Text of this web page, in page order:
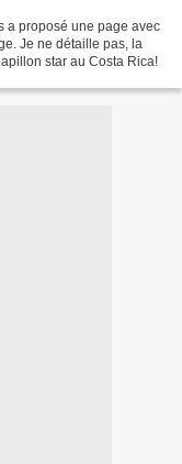
a proposé une page avec
Je ne détaille pas, la
star au Costa Rica!